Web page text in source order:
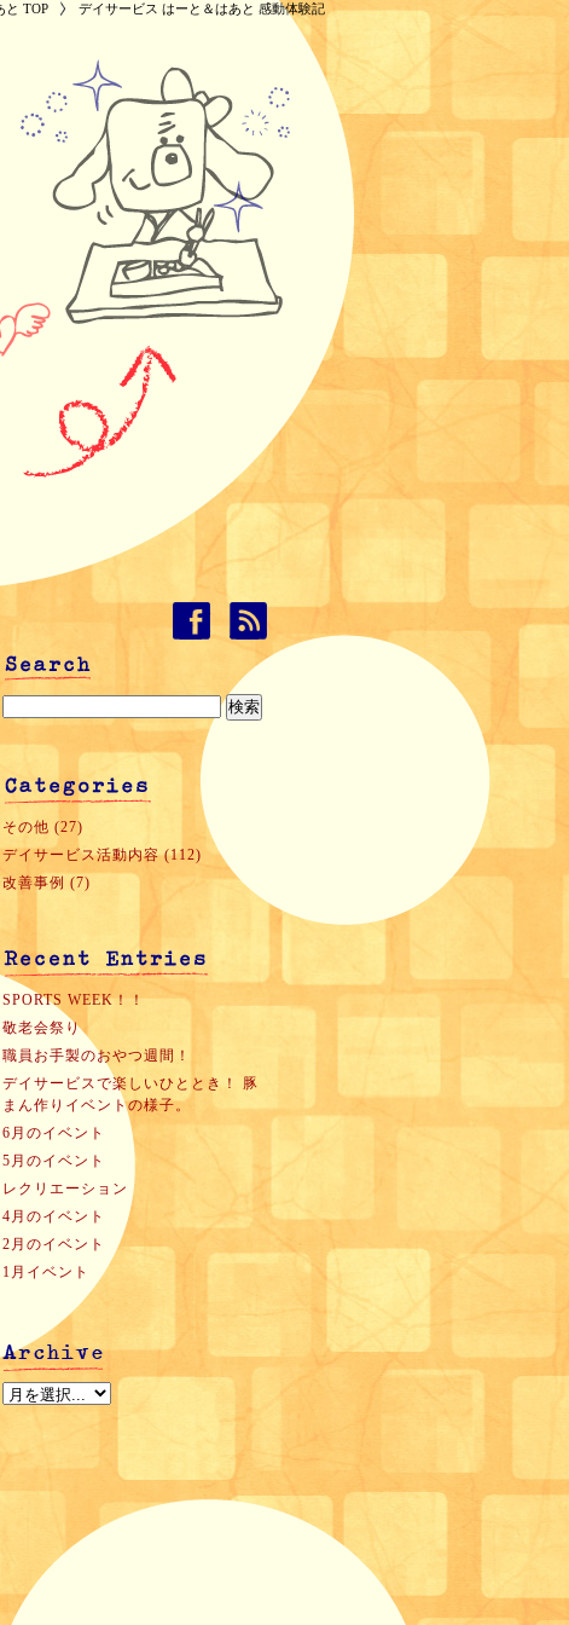
と TOP デイサービス はーと＆はあと 感動体験記
その他 (27)
デイサービス活動内容 (112)
改善事例 (7)
SPORTS WEEK！！
敬老会祭り
職員お手製のおやつ週間！
デイサービスで楽しいひととき！ 豚
まん作りイベントの様子。
6月のイベント
5月のイベント
レクリエーション
4月のイベント
2月のイベント
1月イベント